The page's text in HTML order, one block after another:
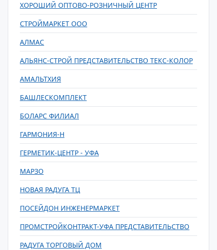
ХОРОШИЙ ОПТОВО-РОЗНИЧНЫЙ ЦЕНТР
СТРОЙМАРКЕТ ООО
АЛМАС
АЛЬЯНС-СТРОЙ ПРЕДСТАВИТЕЛЬСТВО ТЕКС-КОЛОР
АМАЛЬТХИЯ
БАШЛЕСКОМПЛЕКТ
БОЛАРС ФИЛИАЛ
ГАРМОНИЯ-Н
ГЕРМЕТИК-ЦЕНТР - УФА
МАРЗО
НОВАЯ РАДУГА ТЦ
ПОСЕЙДОН ИНЖЕНЕРМАРКЕТ
ПРОМСТРОЙКОНТРАКТ-УФА ПРЕДСТАВИТЕЛЬСТВО
РАДУГА ТОРГОВЫЙ ДОМ